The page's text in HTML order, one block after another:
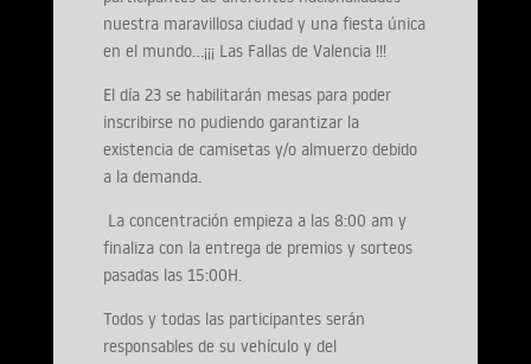
nuestra maravillosa ciudad y una fiesta única
en el mundo…¡¡¡ Las Fallas de Valencia !!!
El día 23 se habilitarán mesas para poder
inscribirse no pudiendo garantizar la
existencia de camisetas y/o almuerzo debido
a la demanda.
La concentración empieza a las 8:00 am y
finaliza con la entrega de premios y sorteos
pasadas las 15:00H.
Todos y todas las participantes serán
responsables de su vehículo y del